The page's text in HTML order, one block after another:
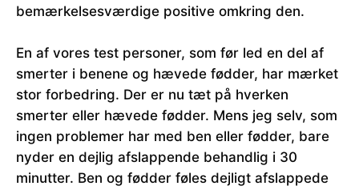
bemærkelsesværdige positive omkring den.
En af vores test personer, som før led en del af
smerter i benene og hævede fødder, har mærket
stor forbedring. Der er nu tæt på hverken
smerter eller hævede fødder. Mens jeg selv, som
ingen problemer har med ben eller fødder, bare
nyder en dejlig afslappende behandlig i 30
minutter. Ben og fødder føles dejligt afslappede